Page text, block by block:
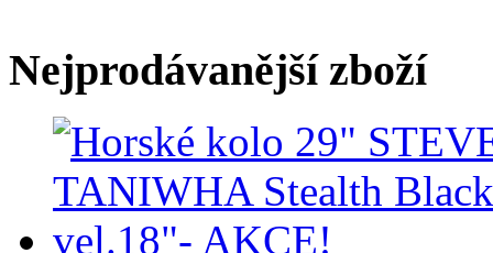
Nejprodávanější zboží